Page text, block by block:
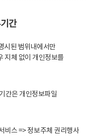
간
시된 범위내에서만
지체 없이 개인정보를
간은 개인정보파일
스 => 정보주체 권리행사